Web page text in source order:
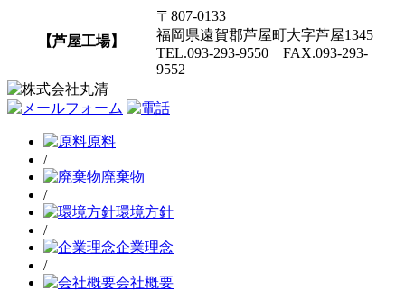
【芦屋工場】
〒807-0133
福岡県遠賀郡芦屋町大字芦屋1345
TEL.093-293-9550 FAX.093-293-
9552
原料
/
廃棄物
/
環境方針
/
企業理念
/
会社概要